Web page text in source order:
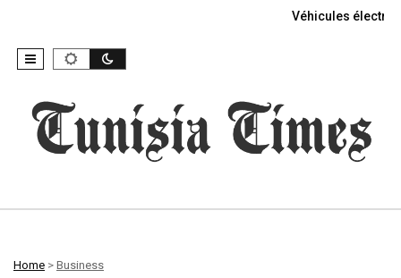
Véhicules
Home > Business